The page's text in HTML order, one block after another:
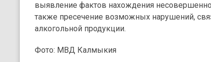
выявление фактов нахождения
также пресечение возможных нарушений,
алкогольной продукции.
Фото: МВД Калмыкия